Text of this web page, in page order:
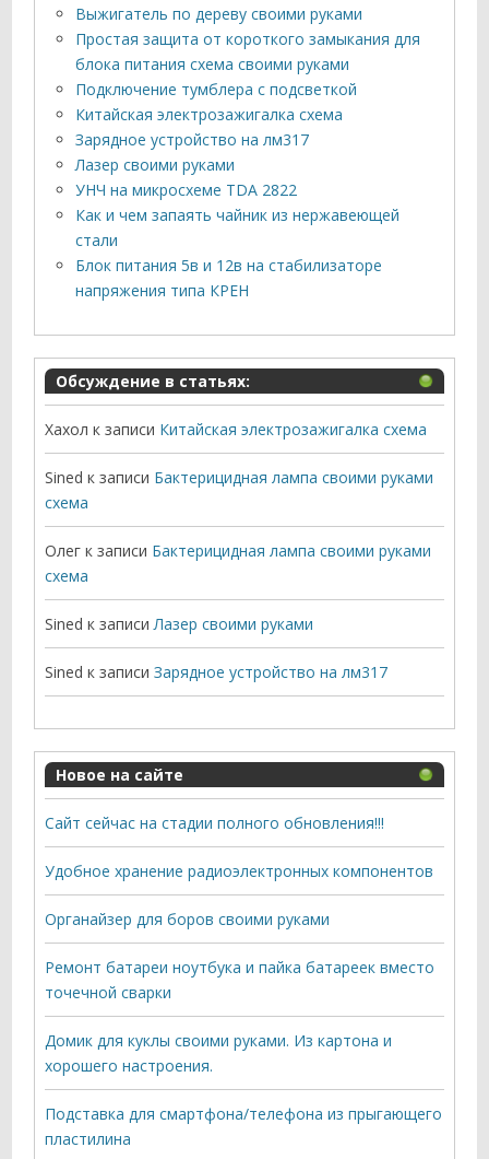
Выжигатель по дереву своими руками
Простая защита от короткого замыкания для
блока питания схема своими руками
Подключение тумблера с подсветкой
Китайская электрозажигалка схема
Зарядное устройство на лм317
Лазер своими руками
УНЧ на микросхеме TDA 2822
Как и чем запаять чайник из нержавеющей
стали
Блок питания 5в и 12в на стабилизаторе
напряжения типа КРЕН
Обсуждение в статьях:
Хахол к записи Китайская электрозажигалка схема
Sined к записи Бактерицидная лампа своими руками
схема
Олег к записи Бактерицидная лампа своими руками
схема
Sined к записиЛазер своими руками
Sined к записиЗарядное устройство на лм317
Новое на сайте
Сайт сейчас на стадии полного обновления!!!
Удобное хранение радиоэлектронных компонентов
Органайзер для боров своими руками
Ремонт батареи ноутбука и пайка батареек вместо
точечной сварки
Домик для куклы своими руками. Из картона и
хорошего настроения.
Подставка для смартфона/телефона из прыгающего
пластилина